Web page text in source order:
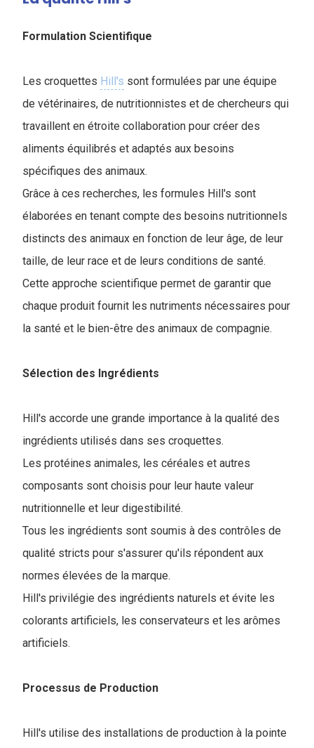
Formulation Scientifique
Les croquettes Hill's sont formulées par une équipe
de vétérinaires, de nutritionnistes et de chercheurs qui
travaillent en étroite collaboration pour créer des
aliments équilibrés et adaptés aux besoins
spécifiques des animaux.
Grâce à ces recherches, les formules Hill's sont
élaborées en tenant compte des besoins nutritionnels
distincts des animaux en fonction de leur âge, de leur
taille, de leur race et de leurs conditions de santé.
Cette approche scientifique permet de garantir que
chaque produit fournit les nutriments nécessaires pour
la santé et le bien-être des animaux de compagnie.
Sélection des Ingrédients
Hill's accorde une grande importance à la qualité des
ingrédients utilisés dans ses croquettes.
Les protéines animales, les céréales et autres
composants sont choisis pour leur haute valeur
nutritionnelle et leur digestibilité.
Tous les ingrédients sont soumis à des contrôles de
qualité stricts pour s'assurer qu'ils répondent aux
normes élevées de la marque.
Hill's privilégie des ingrédients naturels et évite les
colorants artificiels, les conservateurs et les arômes
artificiels.
Processus de Production
Hill's utilise des installations de production à la pointe